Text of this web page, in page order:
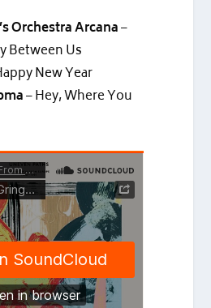
Orchestra Arcana–
Between Us
New Year
– Hey, Where You